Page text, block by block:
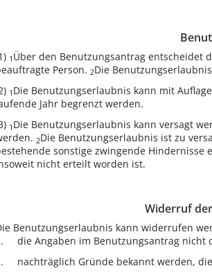
1 Über den Benutzungsantrag entscheidet
Person. 2Die
1 Die Benutzungserlaubnis kann mit
Jahr begrenzt werden.
1 Die Benutzungserlaubnis kann versagt
2Die Benutzungserlaubnis ist zu
sonstige zwingende
nicht erteilt worden ist.
Widerruf
Benutzungserlaubnis kann widerrufen
die Angaben im Benutzungsantrag nicht
nachträglich Gründe bekannt werden,